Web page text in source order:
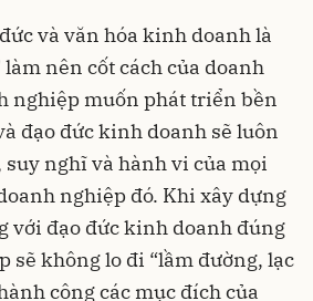
và văn hóa kinh doanh là
nên cốt cách của doanh
nghiệp muốn phát triển bền
đạo đức kinh doanh sẽ luôn
nghĩ và hành vi của mọi
nghiệp đó. Khi xây dựng
với đạo đức kinh doanh đúng
sẽ không lo đi “lầm đường, lạc
công các mục đích của